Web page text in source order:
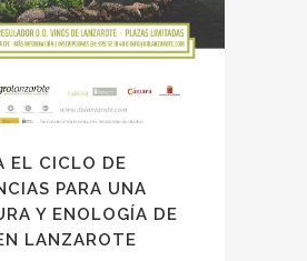
EL CICLO DE
PARA UNA
Y ENOLOGÍA DE
LANZAROTE